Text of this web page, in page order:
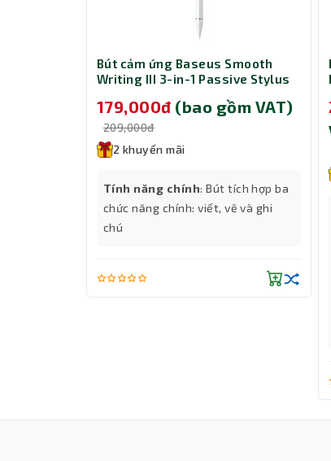
Bút cảm ứng Baseus Smooth
Writing III 3-in-1 Passive Stylus
White (LVN080-NM-WH)
179,000đ (bao gồm VAT)
209,000đ
2 khuyến mãi
Tính năng chính: Bút tích hợp ba
chức năng chính: viết, vẽ và ghi
chú